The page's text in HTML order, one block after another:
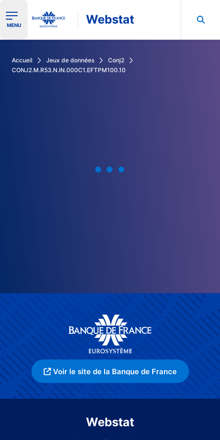
Ouvrir le menu de navigation
MENU Webstat
Accueil Jeux de données
Conj2
CONJ2.M.R53.N.IN.000C1.EFTPM100.10
Voir le site de la Banque de France
Webstat